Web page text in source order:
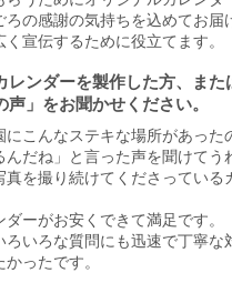
ろの感謝の気持ちを込めてお届
宣伝するために役立てます。
レンダーを製作した方、また
声」をお聞かせください。
にこんなステキな場所があった
だね」と言った声を聞けてう
真を撮り続けてくださっている
ーがお安くできて満足です。
ろいろな質問にも迅速で丁寧な
ったです。